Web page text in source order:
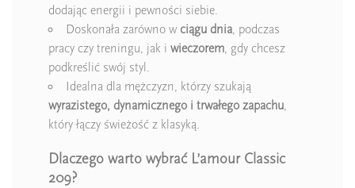
dodając energii i pewności siebie.
Doskonała zarówno w ciągu dnia, podczas
pracy czy treningu, jak i wieczorem, gdy chcesz
podkreślić swój styl.
Idealna dla mężczyzn, którzy szukają
wyrazistego, dynamicznego i trwałego zapachu,
który łączy świeżość z klasyką.
Dlaczego warto wybrać L’amour Classic
209?